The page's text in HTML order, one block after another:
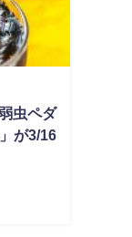
虫ペダ
が3/16